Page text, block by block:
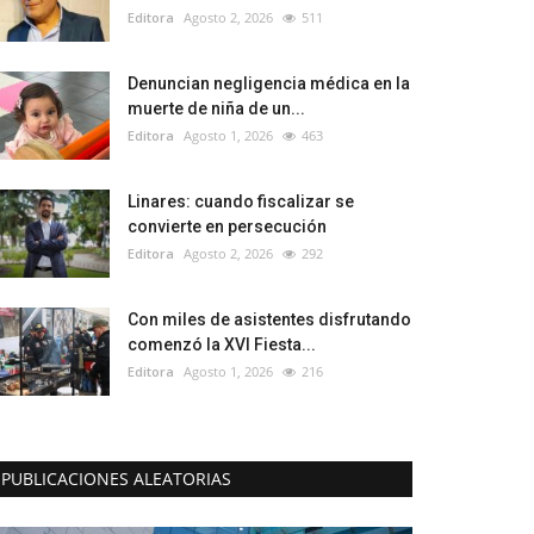
Editora Agosto 2, 2026 511
Denuncian negligencia médica en la
muerte de niña de un...
Editora Agosto 1, 2026 463
Linares: cuando fiscalizar se
convierte en persecución
Editora Agosto 2, 2026 292
Con miles de asistentes disfrutando
comenzó la XVI Fiesta...
Editora Agosto 1, 2026 216
PUBLICACIONES ALEATORIAS